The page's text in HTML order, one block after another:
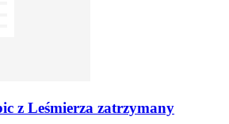
z Leśmierza zatrzymany